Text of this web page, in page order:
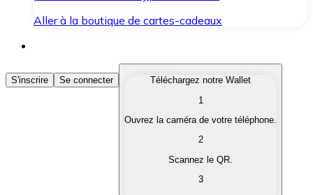
Aller à la boutique de cartes-cadeaux
Acheter des Cryptomonnaies
Achetez les cryptomonnaies qui vous intéressent
Convertissez vos cryptomonnaies en monnaie
S'inscrire Se connecter
Téléchargez notre Wallet
1
Ouvrez la caméra de votre téléphone.
2
Scannez le QR.
3